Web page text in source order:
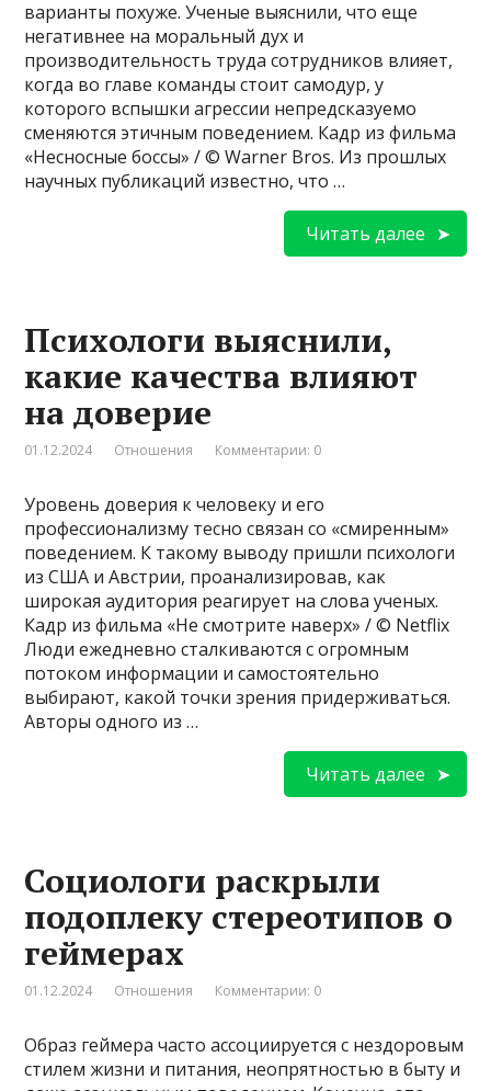
варианты похуже. Ученые выяснили, что еще
негативнее на моральный дух и
производительность труда сотрудников влияет,
когда во главе команды стоит самодур, у
которого вспышки агрессии непредсказуемо
сменяются этичным поведением. Кадр из фильма
«Несносные боссы» / © Warner Bros. Из прошлых
научных публикаций известно, что …
Читать далее
Психологи выяснили,
какие качества влияют
на доверие
01.12.2024 Отношения Комментарии: 0
Уровень доверия к человеку и его
профессионализму тесно связан со «смиренным»
поведением. К такому выводу пришли психологи
из США и Австрии, проанализировав, как
широкая аудитория реагирует на слова ученых.
Кадр из фильма «Не смотрите наверх» / © Netflix
Люди ежедневно сталкиваются с огромным
потоком информации и самостоятельно
выбирают, какой точки зрения придерживаться.
Авторы одного из …
Читать далее
Социологи раскрыли
подоплеку стереотипов о
геймерах
01.12.2024 Отношения Комментарии: 0
Образ геймера часто ассоциируется с нездоровым
стилем жизни и питания, неопрятностью в быту и